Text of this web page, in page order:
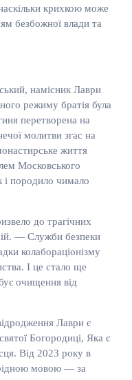
крихкою може
безбожної влади та
намісник Лаври
режиму братія була
перетворена на
молитви згас на
життя
Московського
і породило чимало
до трагічних
— Служби безпеки
колабораціонізму
І це стало ще
очищення від
Лаври є
Богородиці, Яка є
Від 2023 року в
мовою — за